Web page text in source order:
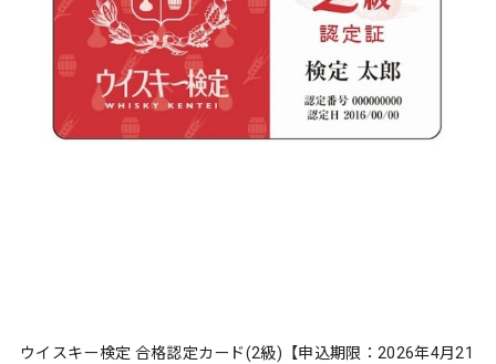
ウイスキー検定 合格認定カード(2級)【申込期限：2026年4月21